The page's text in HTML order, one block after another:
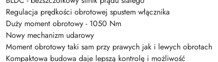
Regulacja prędkości obrotowej spustem włącznika
Duży moment obrotowy - 1050 Nm
Nowy mechanizm udarowy
Moment obrotowy taki sam przy prawych jak i lewych obrotach
Kompaktowa budowa daje lepszą kontrolę i możliwość